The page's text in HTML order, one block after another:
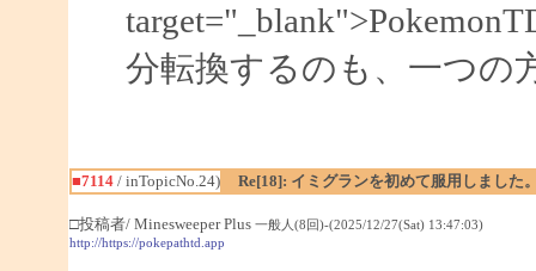
分転換するのも、一つの
■7114/ inTopicNo.24) Re[18]: イミグランを初めて服用しました
□投稿者/ Minesweeper Plus 一般人(8回)-(2025/12/27(Sat) 13:47:03)
http://https://pokepathtd.app